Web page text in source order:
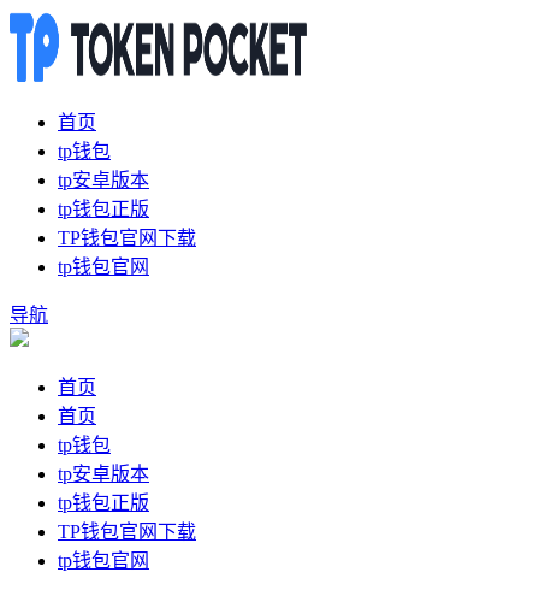
首页
tp钱包
tp安卓版本
tp钱包正版
TP钱包官网下载
tp钱包官网
导航
首页
首页
tp钱包
tp安卓版本
tp钱包正版
TP钱包官网下载
tp钱包官网